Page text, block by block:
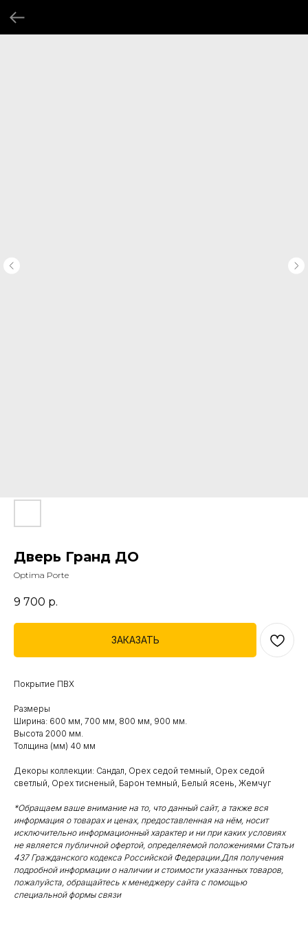
Дверь Гранд ДО
Optima Porte
9 700 р.
ЗАКАЗАТЬ
Покрытие ПВХ
Размеры
Ширина: 600 мм, 700 мм, 800 мм, 900 мм.
Высота 2000 мм.
Толщина (мм) 40 мм
Декоры коллекции: Сандал, Орех седой темный, Орех седой
светлый, Орех тисненый, Барон темный, Белый ясень, Жемчуг
*Обращаем ваше внимание на то, что данный сайт, а также вся
информация о товарах и ценах, предоставленная на нём, носит
исключительно информационный характер и ни при каких условиях
не является публичной офертой, определяемой положениями Статьи
437 Гражданского кодекса Российской Федерации.Для получения
подробной информации о наличии и стоимости указанных товаров,
пожалуйста, обращайтесь к менеджеру сайта с помощью
специальной формы связи